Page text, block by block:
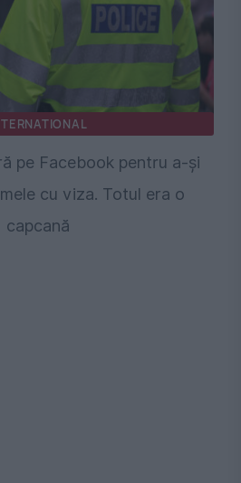
pe Facebook pentru a-și
cu viza. Totul era o
capcană